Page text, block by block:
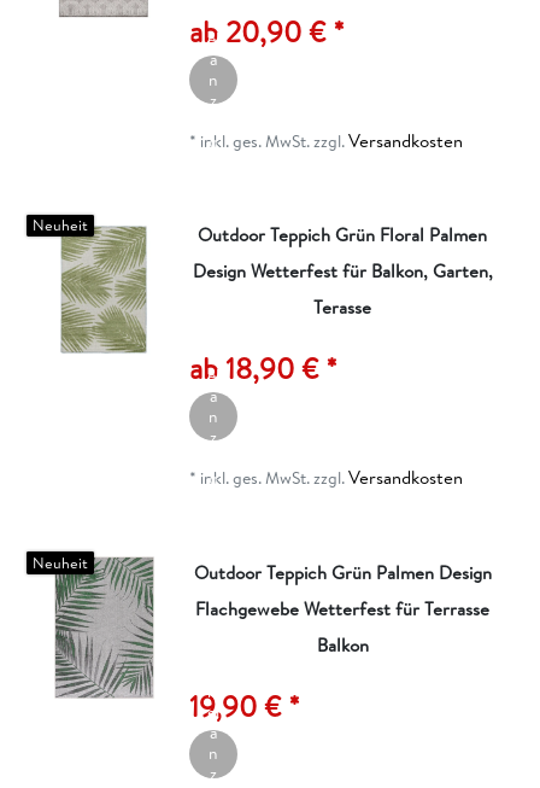
ab 20,90 € *
ik
el
a
n
z
g
* inkl. ges. MwSt.zzgl.Versandkosten
Neuheit
Outdoor Teppich Grün Floral Palmen
Design Wetterfest für Balkon, Garten,
Terasse
ab 18,90 € *
ik
el
a
n
z
g
* inkl. ges. MwSt.zzgl.Versandkosten
Neuheit
Outdoor Teppich Grün Palmen Design
Flachgewebe Wetterfest für Terrasse
Balkon
19,90 € *
ik
el
a
n
z